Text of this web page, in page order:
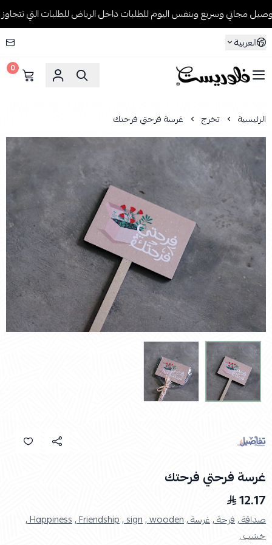
مجاني وسريع وبنفس اليوم للطلبات داخل الرياض للطلبات التي تتجاوز 199 ريال🚚
العربية
فلوريست Florist
0
الرئيسية تخرج غرسة فرحتي فرحتك
غرسة فرحتي فرحتك
12.17
صداقة ,فرحة ,غرسة ,wooden ,
sign ,
Friendship ,
Happiness ,
خشب ,